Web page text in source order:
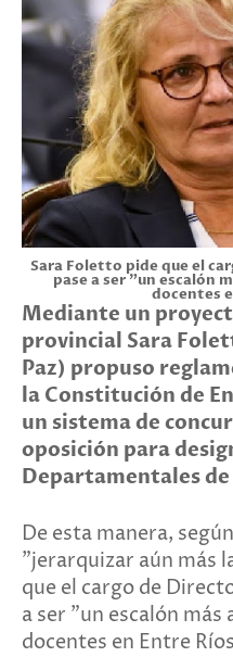
Sara Foletto pide que el
pase a ser "un escalón
docentes
Mediante un
provincial Sara
Paz) propuso
la Constitución de
un sistema de
oposición para
Departamentales de
De esta manera,
"jerarquizar aún más
que el cargo de
a ser "un escalón
docentes en Entre